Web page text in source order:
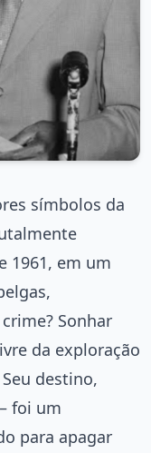
símbolos da
1961, em um
Sonhar
da exploração
destino,
foi um
para apagar